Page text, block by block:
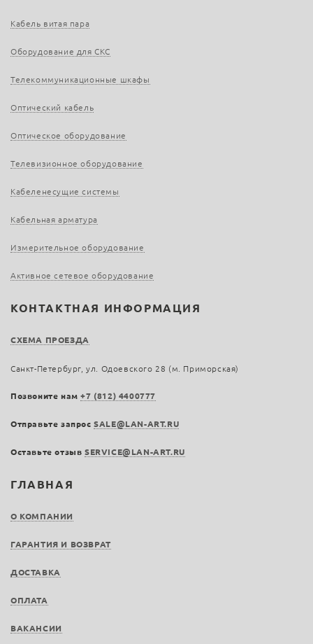
ГЛАВНАЯ
О КОМПАНИИ
ГАРАНТИЯ И ВОЗВРАТ
ДОСТАВКА
ОПЛАТА
ВАКАНСИИ
Кабель витая пара
Оборудование для СКС
Телекоммуникационные шкафы
Оптический кабель
Оптическое оборудование
Телевизионное оборудование
Кабеленесущие системы
Кабельная арматура
Измерительное оборудование
Активное сетевое оборудование
КОНТАКТНАЯ ИНФОРМАЦИЯ
СХЕМА ПРОЕЗДА
Санкт-Петербург, ул. Одоевского 28 (м. Приморская)
Позвоните нам+7 (812) 4400777
Отправьте запросSALE@LAN-ART.RU
Оставьте отзыв SERVICE@LAN-ART.RU